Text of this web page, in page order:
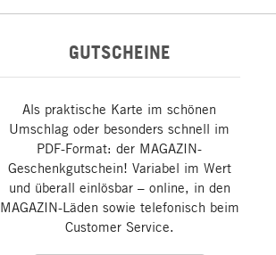
GUTSCHEINE
Als praktische Karte im schönen
Umschlag oder besonders schnell im
PDF-Format: der MAGAZIN-
Geschenkgutschein! Variabel im Wert
und überall einlösbar – online, in den
MAGAZIN-Läden sowie telefonisch beim
Customer Service.